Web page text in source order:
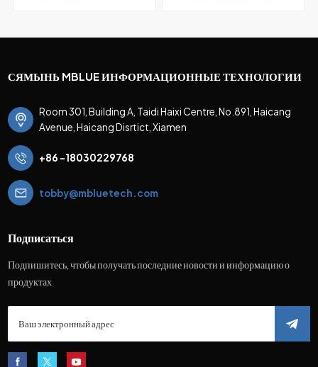
СЯМЫНЬ MBLUE ИНФОРМАЦИОННЫЕ ТЕХНОЛОГИИ
Room 301, Building A, Taidi Haixi Centre, No.891, Haicang
Avenue, Haicang Disrtict, Xiamen
+86 -18030229768
tobby@mbluetech.com
Подписаться
Подпишитесь, чтобы получать последние новости и информацию о
продуктах